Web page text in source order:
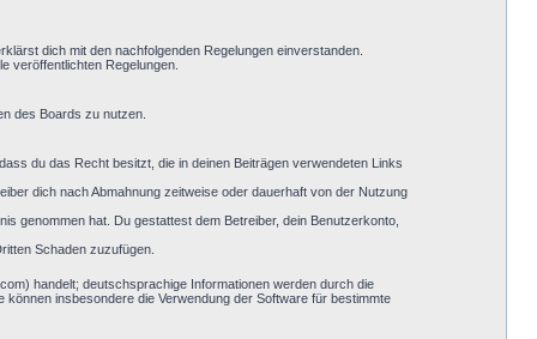
dich mit den nachfolgenden Regelungen einverstanden.
veröffentlichten Regelungen.
des Boards zu nutzen.
du das Recht besitzt, die in deinen Beiträgen verwendeten Links
dich nach Abmahnung zeitweise oder dauerhaft von der Nutzung
genommen hat. Du gestattest dem Betreiber, dein Benutzerkonto,
Schaden zuzufügen.
handelt; deutschsprachige Informationen werden durch die
insbesondere die Verwendung der Software für bestimmte